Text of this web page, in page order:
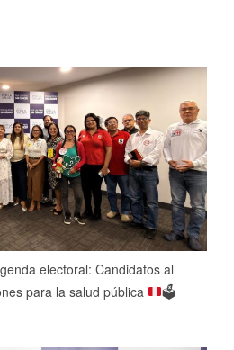
electoral: Candidatos al
para la salud pública
🗳️